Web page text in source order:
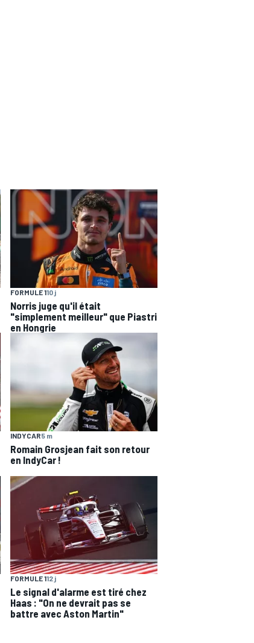
FORMULE 110 j
Norris juge qu'il était
"simplement meilleur" que Piastri
en Hongrie
INDYCAR5 m
Romain Grosjean fait son retour
en IndyCar !
FORMULE 112 j
Le signal d'alarme est tiré chez
Haas : "On ne devrait pas se
battre avec Aston Martin"